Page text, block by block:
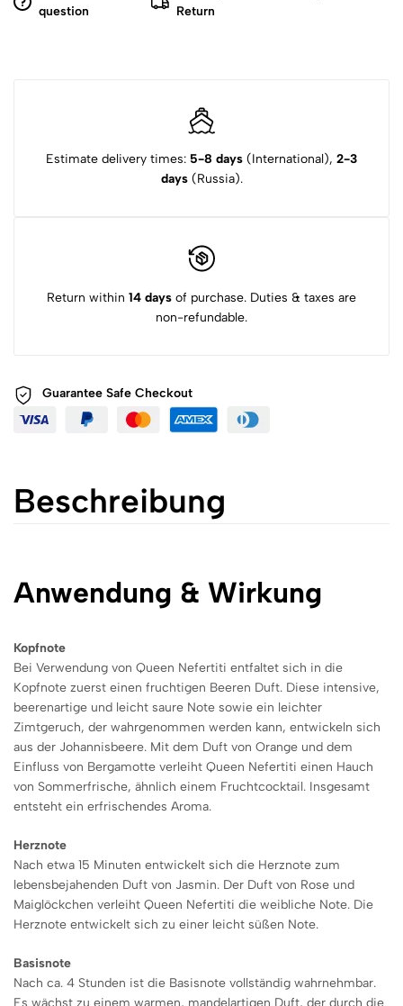
question
Return
Estimate delivery times: 5-8 days (International), 2-3
days(Russia).
Return within 14 days of purchase. Duties & taxes are
non-refundable.
Guarantee Safe Checkout
Beschreibung
Anwendung & Wirkung
Kopfnote
Bei Verwendung von Queen Nefertiti entfaltet sich in die
Kopfnote zuerst einen fruchtigen Beeren Duft. Diese intensive,
beerenartige und leicht saure Note sowie ein leichter
Zimtgeruch, der wahrgenommen werden kann, entwickeln sich
aus der Johannisbeere. Mit dem Duft von Orange und dem
Einfluss von Bergamotte verleiht Queen Nefertiti einen Hauch
von Sommerfrische, ähnlich einem Fruchtcocktail. Insgesamt
entsteht ein erfrischendes Aroma.
Herznote
Nach etwa 15 Minuten entwickelt sich die Herznote zum
lebensbejahenden Duft von Jasmin. Der Duft von Rose und
Maiglöckchen verleiht Queen Nefertiti die weibliche Note. Die
Herznote entwickelt sich zu einer leicht süßen Note.
Basisnote
Nach ca. 4 Stunden ist die Basisnote vollständig wahrnehmbar.
Es wächst zu einem warmen, mandelartigen Duft, der durch die